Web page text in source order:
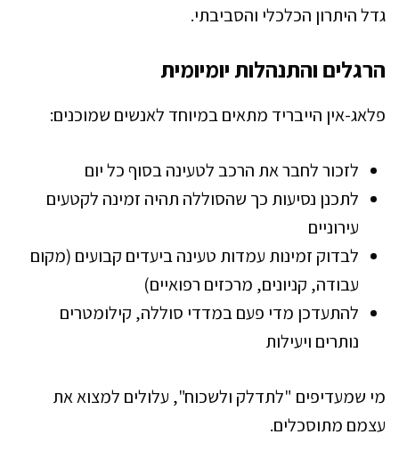
גדל היתרון הכלכלי והסביבתי.
הרגלים והתנהלות יומיומית
פלאג-אין הייבריד מתאים במיוחד לאנשים שמוכנים:
לזכור לחבר את הרכב לטעינה בסוף כל יום
לתכנן נסיעות כך שהסוללה תהיה זמינה לקטעים
עירוניים
לבדוק זמינות עמדות טעינה ביעדים קבועים (מקום
עבודה, קניונים, מרכזים רפואיים)
להתעדכן מדי פעם במדדי סוללה, קילומטרים
נותרים ויעילות
מי שמעדיפים "לתדלק ולשכוח", עלולים למצוא את
עצמם מתוסכלים.